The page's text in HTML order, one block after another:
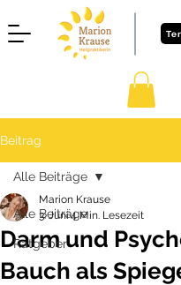
Beitrag
Alle Beiträge
Ratgeber
Alle Beiträge
Darm und
Bauch als
Marion Krause
3. Juni4 Min. Lesezeit